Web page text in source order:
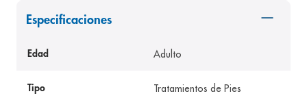
Especificaciones
Edad Adulto
Tipo Tratamientos de Pies